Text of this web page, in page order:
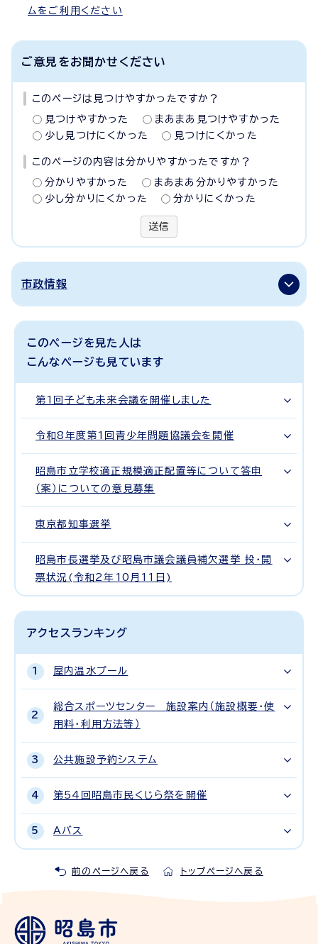
ムをご利用ください
ご意見をお聞かせください
このページは見つけやすかったですか？
見つけやすかった
まあまあ見つけやすかった
少し見つけにくかった
見つけにくかった
このページの内容は分かりやすかったですか？
分かりやすかった
まあまあ分かりやすかった
少し分かりにくかった
分かりにくかった
送信
市政情報
このページを見た人は
こんなページも見ています
第1回子ども未来会議を開催しました
令和8年度第1回青少年問題協議会を開催
昭島市立学校適正規模適正配置等について答申
（案）についての意見募集
東京都知事選挙
昭島市長選挙及び昭島市議会議員補欠選挙 投・開
票状況(令和2年10月11日)
アクセスランキング
屋内温水プール
総合スポーツセンター 施設案内（施設概要・使
用料・利用方法等）
公共施設予約システム
第54回昭島市民くじら祭を開催
Aバス
前のページへ戻る トップページへ戻る